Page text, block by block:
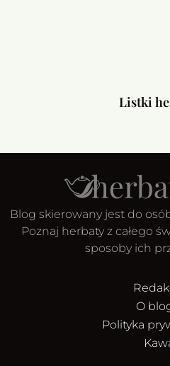
Listki
Blog skierowany jest do
Poznaj herbaty z całego
sposoby ich
O
Polityka